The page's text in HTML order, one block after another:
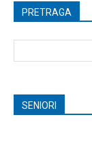
PRETRAGA
SENIORI